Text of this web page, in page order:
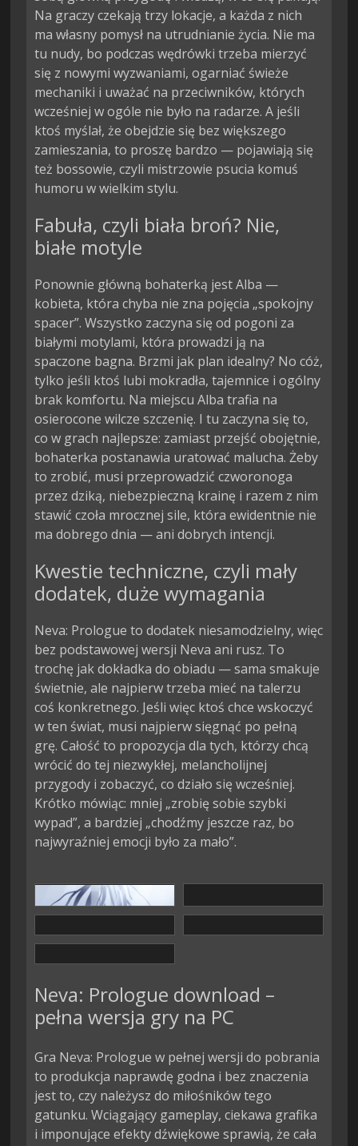
Na graczy czekają trzy lokacje, a każda z nich
ma własny pomysł na utrudnianie życia. Nie ma
tu nudy, bo podczas wędrówki trzeba mierzyć
się z nowymi wyzwaniami, ogarniać świeże
mechaniki i uważać na przeciwników, których
wcześniej w ogóle nie było na radarze. A jeśli
ktoś myślał, że obejdzie się bez większego
zamieszania, to proszę bardzo — pojawiają się
też bossowie, czyli mistrzowie psucia komuś
humoru w wielkim stylu.
Fabuła, czyli biała broń? Nie,
białe motyle
Ponownie główną bohaterką jest Alba —
kobieta, która chyba nie zna pojęcia „spokojny
spacer”. Wszystko zaczyna się od pogoni za
białymi motylami, która prowadzi ją na
spaczone bagna. Brzmi jak plan idealny? No cóż,
tylko jeśli ktoś lubi mokradła, tajemnice i ogólny
brak komfortu. Na miejscu Alba trafia na
osierocone wilcze szczenię. I tu zaczyna się to,
co w grach najlepsze: zamiast przejść obojętnie,
bohaterka postanawia uratować malucha. Żeby
to zrobić, musi przeprowadzić czworonoga
przez dziką, niebezpieczną krainę i razem z nim
stawić czoła mrocznej sile, która ewidentnie nie
ma dobrego dnia — ani dobrych intencji.
Kwestie techniczne, czyli mały
dodatek, duże wymagania
Neva: Prologue to dodatek niesamodzielny, więc
bez podstawowej wersji Neva ani rusz. To
trochę jak dokładka do obiadu — sama smakuje
świetnie, ale najpierw trzeba mieć na talerzu
coś konkretnego. Jeśli więc ktoś chce wskoczyć
w ten świat, musi najpierw sięgnąć po pełną
grę. Całość to propozycja dla tych, którzy chcą
wrócić do tej niezwykłej, melancholijnej
przygody i zobaczyć, co działo się wcześniej.
Krótko mówiąc: mniej „zrobię sobie szybki
wypad”, a bardziej „chodźmy jeszcze raz, bo
najwyraźniej emocji było za mało”.
Neva: Prologue download –
pełna wersja gry na PC
Gra Neva: Prologue w pełnej wersji do pobrania
to produkcja naprawdę godna i bez znaczenia
jest to, czy należysz do miłośników tego
gatunku. Wciągający gameplay, ciekawa grafika
i imponujące efekty dźwiękowe sprawią, że cała